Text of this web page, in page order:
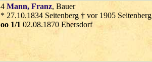
4 Mann, Franz, Bauer
* 27.10.1834 Seitenberg † vor 1905 Seitenberg
oo 1/1 02.08.1870 Ebersdorf